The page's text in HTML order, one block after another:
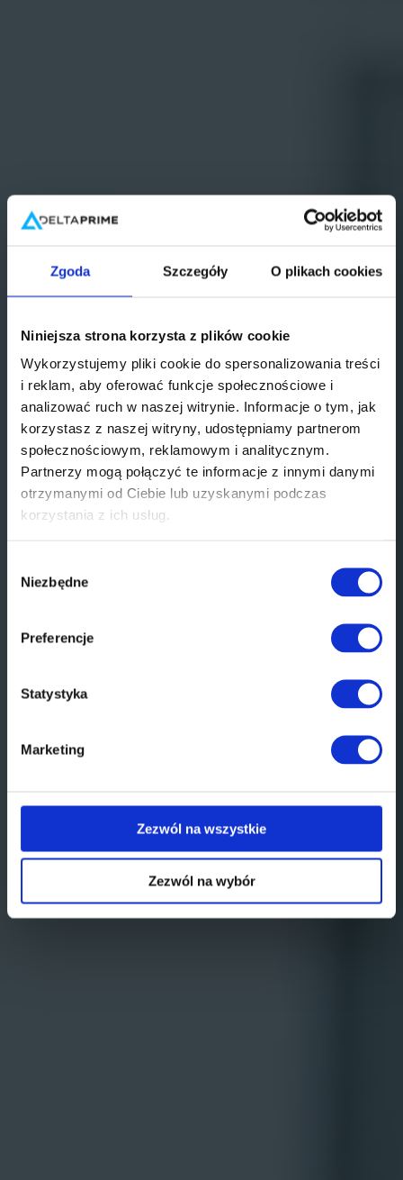
Zgoda Szczegóły O plikach cookies
Niniejsza strona korzysta z plików cookie
Wykorzystujemy pliki cookie do spersonalizowania treści
i reklam, aby oferować funkcje społecznościowe i
analizować ruch w naszej witrynie. Informacje o tym, jak
korzystasz z naszej witryny, udostępniamy partnerom
społecznościowym, reklamowym i analitycznym.
Partnerzy mogą połączyć te informacje z innymi danymi
otrzymanymi od Ciebie lub uzyskanymi podczas
korzystania z ich usług.
zgody
Niezbędne
Preferencje
Statystyka
Marketing
Zezwól na wszystkie
Zezwól na wybór